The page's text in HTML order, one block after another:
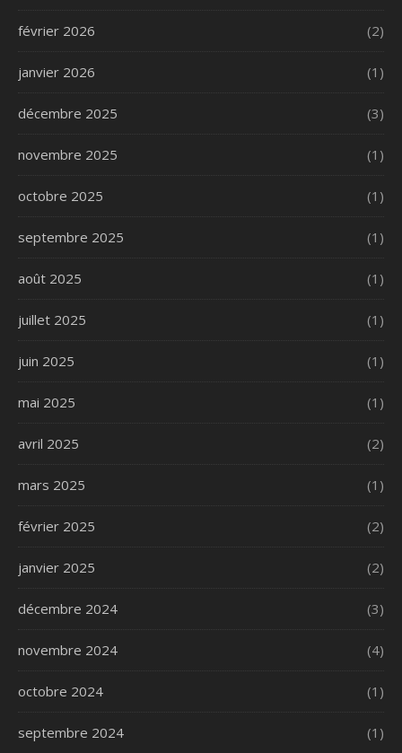
février 2026 (2)
janvier 2026 (1)
décembre 2025 (3)
novembre 2025 (1)
octobre 2025 (1)
septembre 2025 (1)
août 2025 (1)
juillet 2025 (1)
juin 2025 (1)
mai 2025 (1)
avril 2025 (2)
mars 2025 (1)
février 2025 (2)
janvier 2025 (2)
décembre 2024 (3)
novembre 2024 (4)
octobre 2024 (1)
septembre 2024 (1)